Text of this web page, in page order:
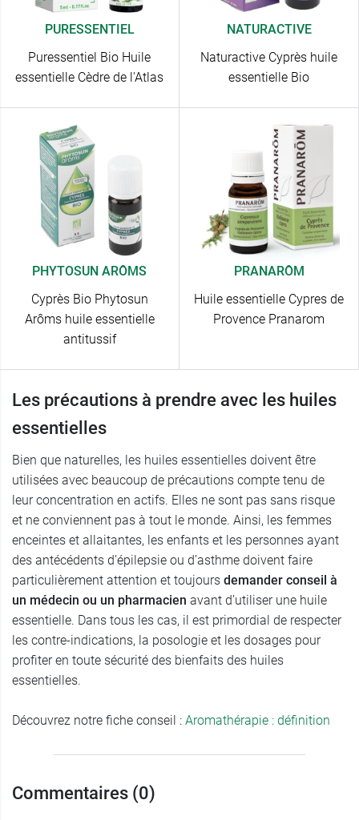
PURESSENTIEL
Puressentiel Bio Huile
essentielle Cèdre de l'Atlas
NATURACTIVE
Naturactive Cyprès huile
essentielle Bio
PHYTOSUN ARÔMS
Cyprès Bio Phytosun
Arôms huile essentielle
antitussif
PRANARÔM
Huile essentielle Cypres de
Provence Pranarom
Les précautions à prendre avec les huiles
essentielles
Bien que naturelles, les huiles essentielles doivent être
utilisées avec beaucoup de précautions compte tenu de
leur concentration en actifs. Elles ne sont pas sans risque
et ne conviennent pas à tout le monde. Ainsi, les femmes
enceintes et allaitantes, les enfants et les personnes ayant
des antécédents d’épilepsie ou d’asthme doivent faire
particulièrement attention et toujours demander conseil à
un médecin ou un pharmacien avant d’utiliser une huile
essentielle. Dans tous les cas, il est primordial de respecter
les contre-indications, la posologie et les dosages pour
profiter en toute sécurité des bienfaits des huiles
essentielles.
Découvrez notre fiche conseil : Aromathérapie : définition
Commentaires (0)